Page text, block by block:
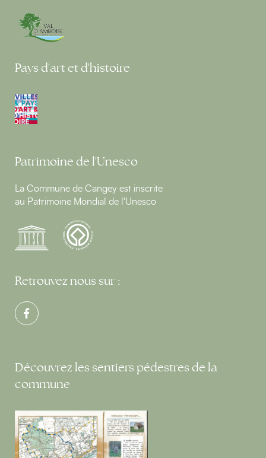
Pays d'art et d'histoire
Patrimoine de l'Unesco
La Commune de Cangey est inscrite
au Patrimoine Mondial de l'Unesco
Retrouvez nous sur :
Découvrez les sentiers pédestres de la
commune